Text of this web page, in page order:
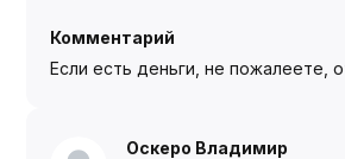
Комментарий
Если есть деньги, не пожалеете,
Оскеро Владимир